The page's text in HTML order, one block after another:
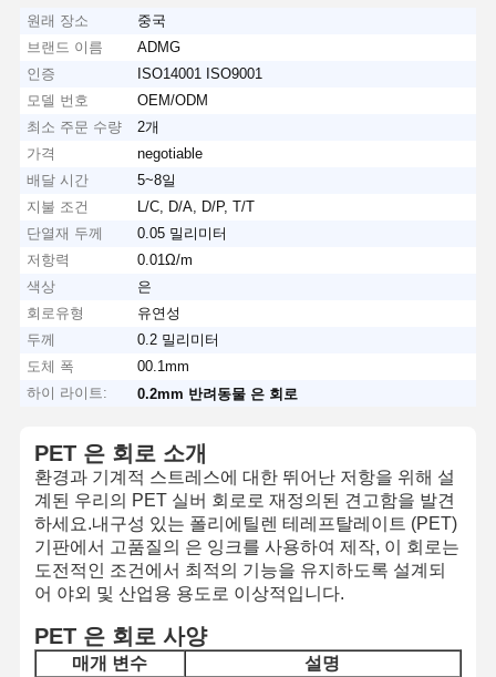
원래 장소
중국
브랜드 이름
ADMG
인증
ISO14001 ISO9001
모델 번호
OEM/ODM
최소 주문 수량
2개
가격
negotiable
배달 시간
5~8일
지불 조건
L/C, D/A, D/P, T/T
단열재 두께
0.05 밀리미터
저항력
0.01Ω/m
색상
은
회로유형
유연성
두께
0.2 밀리미터
도체 폭
00.1mm
하이 라이트:
0.2mm 반려동물 은 회로
PET 은 회로 소개
환경과 기계적 스트레스에 대한 뛰어난 저항을 위해 설
계된 우리의 PET 실버 회로로 재정의된 견고함을 발견
하세요.내구성 있는 폴리에틸렌 테레프탈레이트 (PET)
기판에서 고품질의 은 잉크를 사용하여 제작, 이 회로는
도전적인 조건에서 최적의 기능을 유지하도록 설계되
어 야외 및 산업용 용도로 이상적입니다.
PET 은 회로 사양
매개 변수
설명